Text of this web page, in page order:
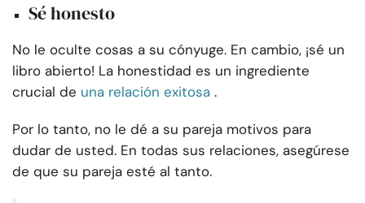
Sé honesto
No le oculte cosas a su cónyuge. En cambio, ¡sé un
libro abierto! La honestidad es un ingrediente
crucial de una relación exitosa .
Por lo tanto, no le dé a su pareja motivos para
dudar de usted. En todas sus relaciones, asegúrese
de que su pareja esté al tanto.